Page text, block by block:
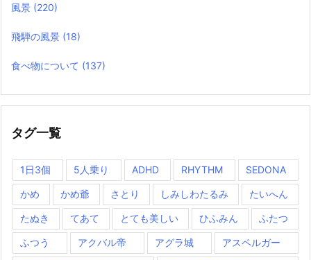
風景 (220)
飛騨の風景 (18)
食べ物について (137)
タグ一覧
1日3個 5人乗り ADHD RHYTHM SEDONA
かめ かめ爺 さとり しみしわたるみ たいへん
たぬき てあて とても美しい ひふみん ふたつ
ふつう アクバル帝 アグラ城 アスペルガー